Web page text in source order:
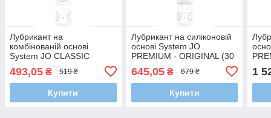
Лубрикант на
комбінованій основі
System JO CLASSIC
493,05 ₴ 519 ₴
Купити
Лубрикант на силіконовій
основі System JO
PREMIUM - ORIGINAL (30
645,05₴ 679 ₴
Купити
1